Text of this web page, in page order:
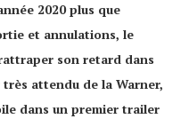
2020 plus que
et annulations, le
son retard dans
attendu de la Warner,
dans un premier trailer